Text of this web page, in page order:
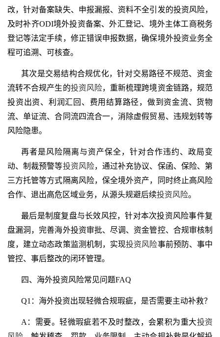
改，针对备案缺失、申报漏报、资料不全引发的投资风险，
及时补齐ODI境外投资备案、外汇登记、境外主体工商税务
登记等法定手续，修正错误申报数据，确保境外投资业务全
程可追溯、可核查。
其次是交易结构合规优化，针对交易路径不规范、资金
流转不合规产生的投资风险，重新梳理跨境资金链路，规范
投资出资、利润汇回、费用结算路径，做到资金流、货物
流、单证流、合同流四流合一，消除虚假贸易、违规划转等
风险隐患。
再者是风险隔离与资产保全，针对合作违约、政局变
动、制裁预警等投资风险，通过补充协议、保函、保险、第
三方托管等方式隔离风险，保全境外资产，同时终止高风险
合作、退出高危区域业务，从源头规避后续投资风险。
最后是制度复盘与长效风控，针对本次投资风险事件复
盘漏洞，完善海外投资审批、尽调、资金管控、合规审核制
度，建立动态政策监测机制，实现投资风险事前预防、事中
管控、事后整改的闭环管理。
四、海外投资风险常见问题FAQ
Q1：海外投资出现轻微合规瑕疵，是否需要主动补救？
A：需要。轻微瑕疵若不及时整改，会累积为重大投资